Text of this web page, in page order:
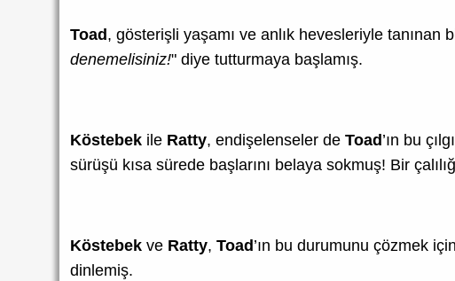
Toad, gösterişli yaşamı ve anlık hevesleriyle tanınan
denemelisiniz!" diye tutturmaya başlamış.
Köstebek ile Ratty, endişelenseler deToad’ın bu
sürüşü kısa sürede başlarını belaya sokmuş! Bir
Köstebek ve Ratty,Toad ’ın bu durumunu çözmek
dinlemiş.